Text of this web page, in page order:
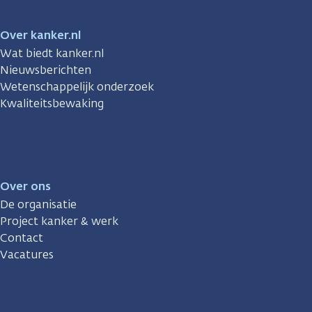
Over kanker.nl
Wat biedt kanker.nl
Nieuwsberichten
Wetenschappelijk onderzoek
Kwaliteitsbewaking
Over ons
De organisatie
Project kanker & werk
Contact
Vacatures